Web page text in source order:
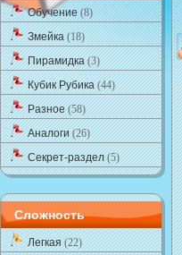
Обучение(8)
Змейка(18)
Пирамидка(3)
Кубик Рубика(44)
Разное(58)
Аналоги(26)
Секрет-раздел(5)
Сложность
Легкая(22)